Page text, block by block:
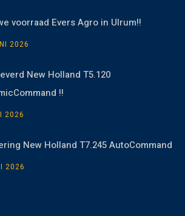
voorraad Evers Agro in Ulrum!!
2026
New Holland T5.120
!!
2026
New Holland T7.245 AutoCommand
2026